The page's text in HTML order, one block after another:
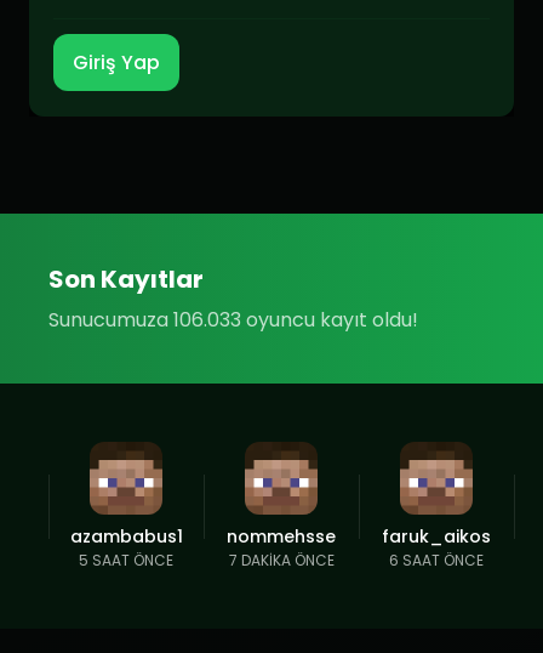
Giriş Yap
Son Kayıtlar
Sunucumuza 106.033 oyuncu kayıt oldu!
azambabus1
5 SAAT ÖNCE
nommehsse
7 DAKIKA ÖNCE
faruk_aikos
6 SAAT ÖNCE